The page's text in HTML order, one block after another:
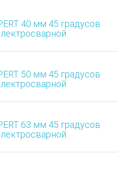
40 мм 45 градусов
50 мм 45 градусов
63 мм 45 градусов